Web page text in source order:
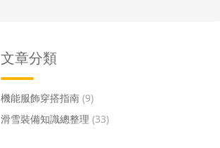
文章分類
機能服飾穿搭指南 (9)
滑雪裝備知識總整理 (33)